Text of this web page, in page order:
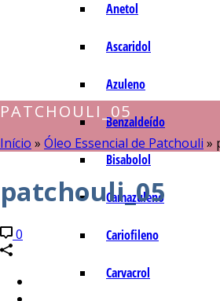
Anetol
Ascaridol
Azuleno
Benzaldeído
Bisabolol
Camazuleno
Cariofileno
Carvacrol
PATCHOULI_05
Início » Óleo Essencial de Patchouli »
patchouli_05
0